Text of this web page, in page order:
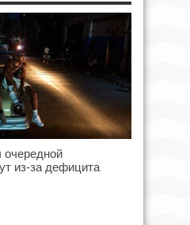
из-за дефицита